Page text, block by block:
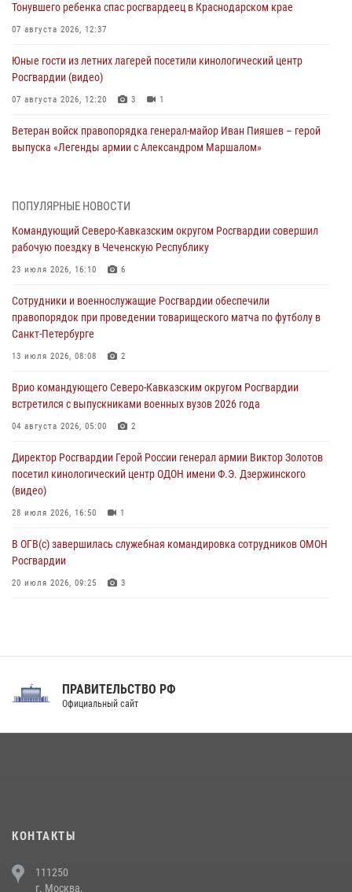
Тонувшего ребенка спас росгвардеец в Краснодарском крае
07 августа 2026, 12:37
Юные гости из летних лагерей посетили кинологический центр
Росгвардии (видео)
07 августа 2026, 12:20 3 1
Ветеран войск правопорядка генерал-майор Иван Пияшев – герой
выпуска «Легенды армии с Александром Маршалом»
Представители ФСБ России по Уральскому округу Росгвардии и
Кузнецова
07 августа 2026, 12:00
Смольного собора в Санкт-Петербурге (видео)
07 августа 2026, 11:34 3
В Курске росгвардейцы провели занятие по основам
07 августа 2026, 11:33
Рэпер ST посетил раненых росгвардейцев в Главном военном
07 августа 2026, 11:18
ПОПУЛЯРНЫЕ НОВОСТИ
Командующий Северо-Кавказским округом Росгвардии совершил
рабочую поездку в Чеченскую Республику
23 июля 2026, 16:10 6
Сотрудники и военнослужащие Росгвардии обеспечили
правопорядок при проведении товарищеского матча по футболу в
Санкт-Петербурге
13 июля 2026, 08:08 2
Врио командующего Северо-Кавказским округом Росгвардии
встретился с выпускниками военных вузов 2026 года
04 августа 2026, 05:00 2
Директор Росгвардии Герой России генерал армии Виктор Золотов
посетил кинологический центр ОДОН имени Ф.Э. Дзержинского
(видео)
28 июля 2026, 16:50 1
В ОГВ(с) завершилась служебная командировка сотрудников ОМОН
Росгвардии
20 июля 2026, 09:25 3
Праздник «Один день с Росгвардией» к 105-летию Центрального
напавших на бригаду скорой помощи (видео)
ПРАВИТЕЛЬСТВО РФ
Официальный сайт
КОНТАКТЫ
111250
г. Москва,